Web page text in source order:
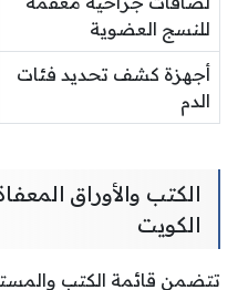
للنسج العضوية
أجهزة كشف تحديد فئات
الدم
الكتب والأوراق
الكويت
تتضمن قائمة الكتب